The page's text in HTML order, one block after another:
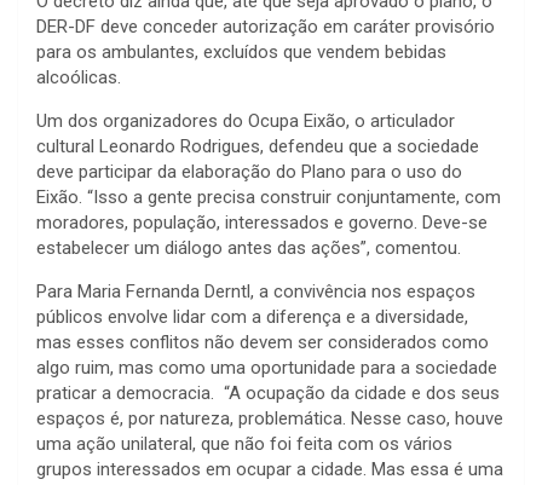
DER-DF deve conceder autorização em caráter provisório
para os ambulantes, excluídos que vendem bebidas
alcoólicas.
Um dos organizadores do Ocupa Eixão, o articulador
cultural Leonardo Rodrigues, defendeu que a sociedade
deve participar da elaboração do Plano para o uso do
Eixão. “Isso a gente precisa construir conjuntamente, com
moradores, população, interessados e governo. Deve-se
estabelecer um diálogo antes das ações”, comentou.
Para Maria Fernanda Derntl, a convivência nos espaços
públicos envolve lidar com a diferença e a diversidade,
mas esses conflitos não devem ser considerados como
algo ruim, mas como uma oportunidade para a sociedade
praticar a democracia. “A ocupação da cidade e dos seus
espaços é, por natureza, problemática. Nesse caso, houve
uma ação unilateral, que não foi feita com os vários
grupos interessados em ocupar a cidade. Mas essa é uma